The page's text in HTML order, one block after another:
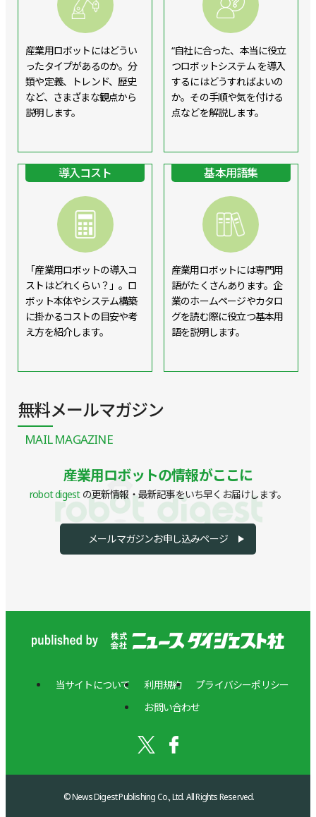
産業用ロボットにはどうい
ったタイプがあるのか。分
類や定義、トレンド、歴史
など、さまざまな観点から
説明します。
“自社に合った、本当に役立
つロボットシステム を導入
するにはどうすればよいの
か。その手順や気を付ける
点などを解説します。
導入コスト
「産業用ロボットの導入コ
ストはどれくらい？」。ロ
ボット本体やシステム構築
に掛かるコストの目安や考
え方を紹介します。
基本用語集
産業用ロボットには専門用
語がたくさんあります。企
業のホームページやカタロ
グを読む際に役立つ基本用
語を説明します。
無料メールマガジン
MAIL MAGAZINE
産業用ロボットの情報がここに
robot digestの更新情報・最新記事をいち早くお届けします。
メールマガジンお申し込みページ
当サイトについて 利用規約
プライバシーポリシー
お問い合わせ
© News Digest Publishing Co., Ltd. All Rights Reserved.